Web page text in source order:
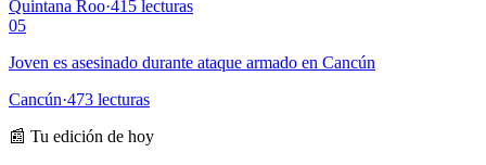
Quintana Roo·415 lecturas
05
Joven es asesinado durante ataque armado en Cancún
Cancún·473 lecturas
📰 Tu edición de hoy